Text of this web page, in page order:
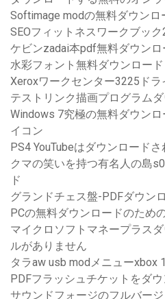
Softimage modの無料ダウンロ
SEOフィットネスワークブッ
ケビンzadai本pdf無料ダウンロ
水彩フォント無料ダウンロード
Xeroxワークセンター3225ド
テストリンク描画プログラム
Windows 7究極の無料ダウン
イコン
PS4 YouTubeはダウンロード
クマの笑いを持つ有名人の島
ド
グランドチェス盤-PDFダウン
PCの無料ダウンロードのため
マイクロソフトマネープラス
ルがありません
タラaw usb modメニューxbox
PDFフラッシュチケットをダ
サウンドフォージのフルバー